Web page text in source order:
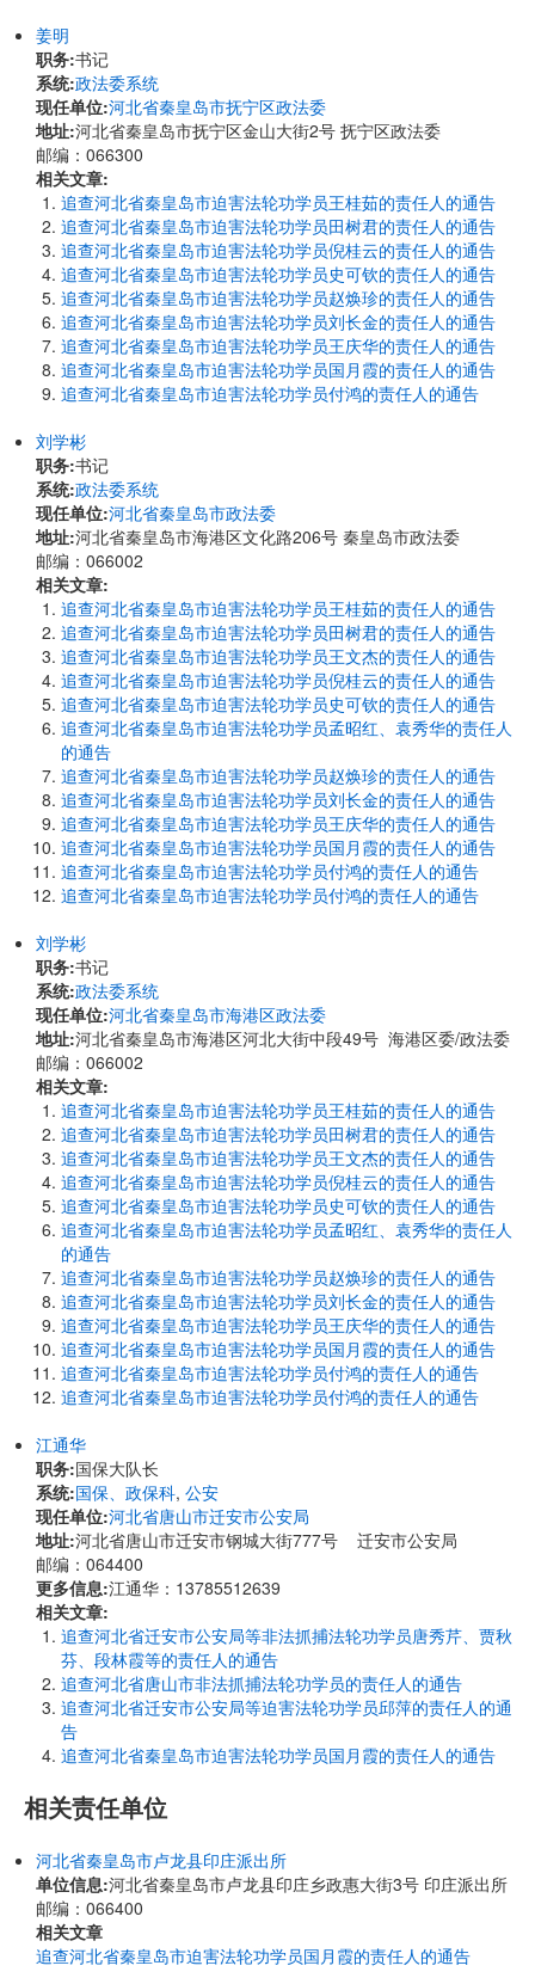
姜明
职务:书记
系统:政法委系统
现任单位:河北省秦皇岛市抚宁区政法委
地址:河北省秦皇岛市抚宁区金山大街2号 抚宁区政法委
邮编：066300
相关文章:
追查河北省秦皇岛市迫害法轮功学员王桂茹的责任人的通告
追查河北省秦皇岛市迫害法轮功学员田树君的责任人的通告
追查河北省秦皇岛市迫害法轮功学员倪桂云的责任人的通告
追查河北省秦皇岛市迫害法轮功学员史可钦的责任人的通告
追查河北省秦皇岛市迫害法轮功学员赵焕珍的责任人的通告
追查河北省秦皇岛市迫害法轮功学员刘长金的责任人的通告
追查河北省秦皇岛市迫害法轮功学员王庆华的责任人的通告
追查河北省秦皇岛市迫害法轮功学员国月霞的责任人的通告
追查河北省秦皇岛市迫害法轮功学员付鸿的责任人的通告
刘学彬
职务:书记
系统:政法委系统
现任单位:河北省秦皇岛市政法委
地址:河北省秦皇岛市海港区文化路206号 秦皇岛市政法委
邮编：066002
相关文章:
追查河北省秦皇岛市迫害法轮功学员王桂茹的责任人的通告
追查河北省秦皇岛市迫害法轮功学员田树君的责任人的通告
追查河北省秦皇岛市迫害法轮功学员王文杰的责任人的通告
追查河北省秦皇岛市迫害法轮功学员倪桂云的责任人的通告
追查河北省秦皇岛市迫害法轮功学员史可钦的责任人的通告
追查河北省秦皇岛市迫害法轮功学员孟昭红、袁秀华的责任人
的通告
追查河北省秦皇岛市迫害法轮功学员赵焕珍的责任人的通告
追查河北省秦皇岛市迫害法轮功学员刘长金的责任人的通告
追查河北省秦皇岛市迫害法轮功学员王庆华的责任人的通告
追查河北省秦皇岛市迫害法轮功学员国月霞的责任人的通告
追查河北省秦皇岛市迫害法轮功学员付鸿的责任人的通告
追查河北省秦皇岛市迫害法轮功学员付鸿的责任人的通告
刘学彬
职务:书记
系统:政法委系统
现任单位:河北省秦皇岛市海港区政法委
地址:河北省秦皇岛市海港区河北大街中段49号 海港区委/政法委
邮编：066002
相关文章:
追查河北省秦皇岛市迫害法轮功学员王桂茹的责任人的通告
追查河北省秦皇岛市迫害法轮功学员田树君的责任人的通告
追查河北省秦皇岛市迫害法轮功学员王文杰的责任人的通告
追查河北省秦皇岛市迫害法轮功学员倪桂云的责任人的通告
追查河北省秦皇岛市迫害法轮功学员史可钦的责任人的通告
追查河北省秦皇岛市迫害法轮功学员孟昭红、袁秀华的责任人
的通告
追查河北省秦皇岛市迫害法轮功学员赵焕珍的责任人的通告
追查河北省秦皇岛市迫害法轮功学员刘长金的责任人的通告
追查河北省秦皇岛市迫害法轮功学员王庆华的责任人的通告
追查河北省秦皇岛市迫害法轮功学员国月霞的责任人的通告
追查河北省秦皇岛市迫害法轮功学员付鸿的责任人的通告
追查河北省秦皇岛市迫害法轮功学员付鸿的责任人的通告
江通华
职务:国保大队长
系统:国保、政保科, 公安
现任单位:河北省唐山市迁安市公安局
地址:河北省唐山市迁安市钢城大街777号 迁安市公安局
邮编：064400
更多信息:江通华：13785512639
相关文章:
追查河北省迁安市公安局等非法抓捕法轮功学员唐秀芹、贾秋
芬、段林霞等的责任人的通告
追查河北省唐山市非法抓捕法轮功学员的责任人的通告
追查河北省迁安市公安局等迫害法轮功学员邱萍的责任人的通
告
追查河北省秦皇岛市迫害法轮功学员国月霞的责任人的通告
相关责任单位
河北省秦皇岛市卢龙县印庄派出所
单位信息:​河北省秦皇岛市卢龙县印庄乡政惠大街3号 印庄派出所
邮编：066400
相关文章
追查河北省秦皇岛市迫害法轮功学员国月霞的责任人的通告